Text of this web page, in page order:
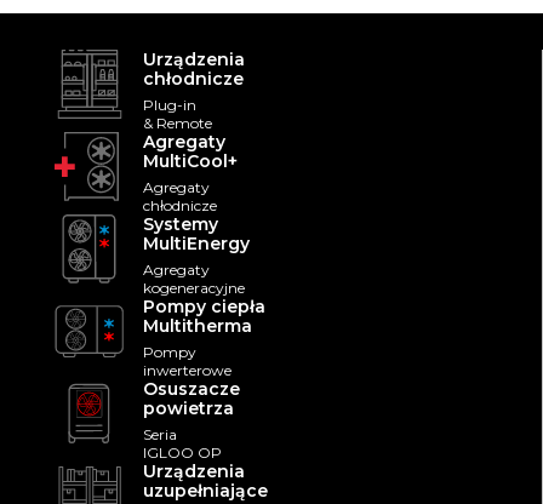
Urządzenia
chłodnicze
Plug-in
& Remote
Agregaty
MultiCool+
Agregaty
chłodnicze
Systemy
MultiEnergy
Agregaty
kogeneracyjne
Pompy ciepła
Multitherma
Pompy
inwerterowe
Osuszacze
powietrza
Seria
IGLOO OP
Urządzenia
uzupełniające